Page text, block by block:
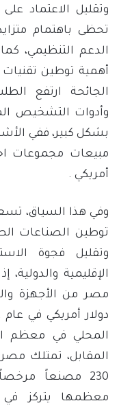
وتقليل الاعتماد
تحظى باهتمام
الدعم التنظيمي،
أهمية توطين تقنيات
الجائحة ارتفع
وأدوات التشخيص
أمريكي .
وفي هذا السياق،
توطين الصناعات
وتقليل فجوة
الإقليمية
المقابل، تمتلك
230 مصنعاً
معظمها يتركز في